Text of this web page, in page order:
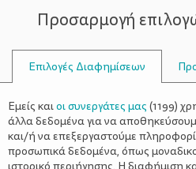
ΕΣΤΊΕΣ
Προσαρμογή
Επιλογές Διαφημίσεων
Εμείς καιοι συνεργάτες μας (1199)
άλλα δεδομένα για να
και/ή να επεξεργαστούμε
προσωπικά δεδομένα, όπως
ιστορικό περιήγησης. Η διαφήμιση